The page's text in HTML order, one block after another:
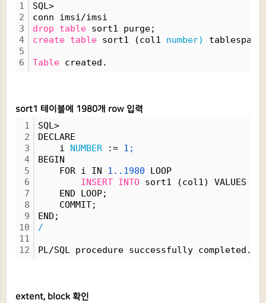
1
2
3
4
5
6
SQL>
conn imsi/imsi
drop
table sort1 purge;
create table sort1 (col1 number) tablespace
Table created.
sort1 테이블에 1980개 row 입력
1
2
3
4
5
6
7
8
9
10
11
12
SQL>
DECLARE
i NUMBER := 1;
BEGIN
FOR i IN 1..1980 LOOP
INSERT INTO sort1 (col1) VALUES
END LOOP;
COMMIT;
END;
/
PL/SQL procedure successfully completed.
extent, block 확인